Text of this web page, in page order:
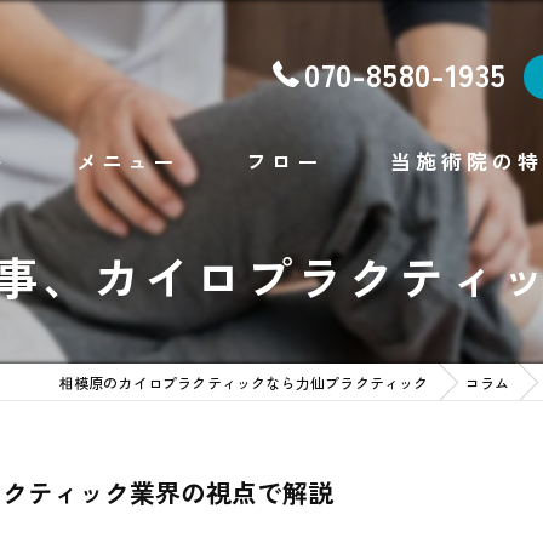
070-8580-1935
メニュー フロー 当施術院の
腰痛
肩こり
不眠
、カイロプラクティ
相模原のカイロプラクティックなら力仙プラクティック コラム
ティック業界の視点で解説